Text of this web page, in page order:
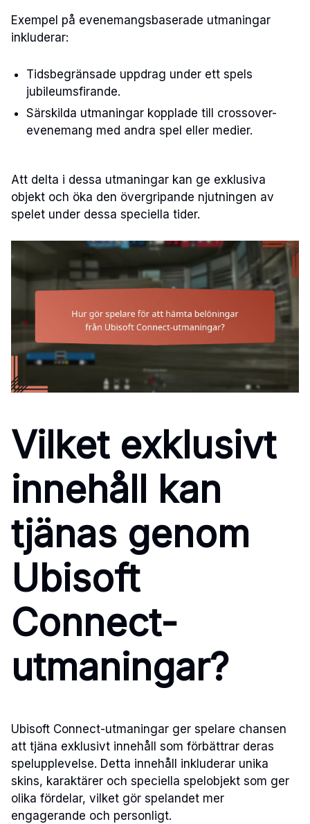
Exempel på evenemangsbaserade utmaningar
inkluderar:
Tidsbegränsade uppdrag under ett spels
jubileumsfirande.
Särskilda utmaningar kopplade till crossover-
evenemang med andra spel eller medier.
Att delta i dessa utmaningar kan ge exklusiva
objekt och öka den övergripande njutningen av
spelet under dessa speciella tider.
Vilket exklusivt
innehåll kan
tjänas genom
Ubisoft
Connect-
utmaningar?
Ubisoft Connect-utmaningar ger spelare chansen
att tjäna exklusivt innehåll som förbättrar deras
spelupplevelse. Detta innehåll inkluderar unika
skins, karaktärer och speciella spelobjekt som ger
olika fördelar, vilket gör spelandet mer
engagerande och personligt.